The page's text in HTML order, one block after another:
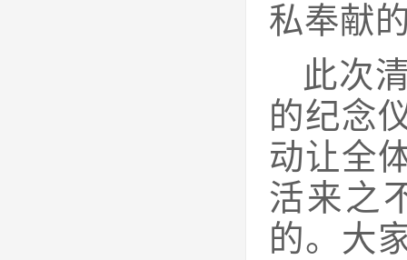
私奉献
此次
的纪念
动让全
活来之
的。大